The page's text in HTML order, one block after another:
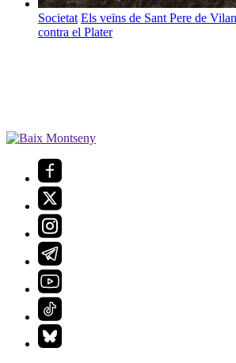
Societat Els veïns de Sant Pere de
contra el Plater